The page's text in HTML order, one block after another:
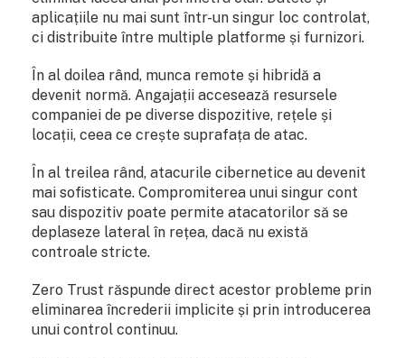
aplicațiile nu mai sunt într-un singur loc controlat,
ci distribuite între multiple platforme și furnizori.
În al doilea rând, munca remote și hibridă a
devenit normă. Angajații accesează resursele
companiei de pe diverse dispozitive, rețele și
locații, ceea ce crește suprafața de atac.
În al treilea rând, atacurile cibernetice au devenit
mai sofisticate. Compromiterea unui singur cont
sau dispozitiv poate permite atacatorilor să se
deplaseze lateral în rețea, dacă nu există
controale stricte.
Zero Trust răspunde direct acestor probleme prin
eliminarea încrederii implicite și prin introducerea
unui control continuu.